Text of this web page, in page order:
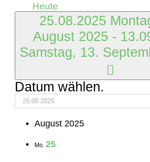
Heute
25.08.2025
August 2025 -
Samstag, 13.
Datum wählen.
August 2025
Mo. 25